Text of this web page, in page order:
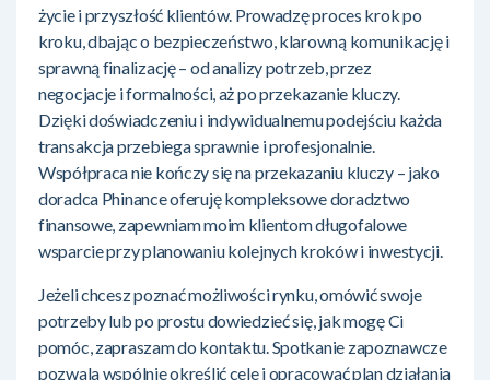
życie i przyszłość klientów. Prowadzę proces krok po
kroku, dbając o bezpieczeństwo, klarowną komunikację i
sprawną finalizację – od analizy potrzeb, przez
negocjacje i formalności, aż po przekazanie kluczy.
Dzięki doświadczeniu i indywidualnemu podejściu każda
transakcja przebiega sprawnie i profesjonalnie.
Współpraca nie kończy się na przekazaniu kluczy – jako
doradca Phinance oferuję kompleksowe doradztwo
finansowe, zapewniam moim klientom długofalowe
wsparcie przy planowaniu kolejnych kroków i inwestycji.
Jeżeli chcesz poznać możliwości rynku, omówić swoje
potrzeby lub po prostu dowiedzieć się, jak mogę Ci
pomóc, zapraszam do kontaktu. Spotkanie zapoznawcze
pozwala wspólnie określić cele i opracować plan działania